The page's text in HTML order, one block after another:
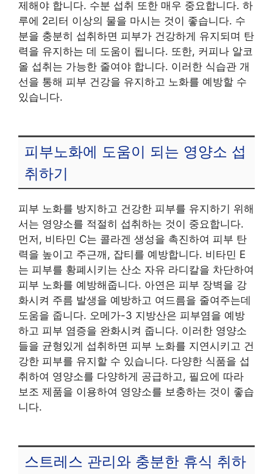
제해야 합니다. 수분 섭취 또한 매우 중요합니다. 하
루에 2리터 이상의 물을 마시는 것이 좋습니다. 수
분을 충분히 섭취하면 피부가 건강하게 유지되며 탄
력을 유지하는 데 도움이 됩니다. 또한, 커피나 알코
올 섭취는 가능한 줄여야 합니다. 이러한 식습관 개
선을 통해 피부 건강을 유지하고 노화를 예방할 수
있습니다.
피부노화에 도움이 되는 영양소 섭
취하기
피부 노화를 방지하고 건강한 피부를 유지하기 위해
서는 영양소를 적절히 섭취하는 것이 중요합니다.
먼저, 비타민 C는 콜라겐 생성을 촉진하여 피부 탄
력을 높이고 주근깨, 잡티를 예방합니다. 비타민 E
는 피부를 황폐시키는 산소 자유 라디칼을 차단하여
피부 노화를 예방해줍니다. 아연은 피부 장벽을 강
화시켜 주름 발생을 예방하고 여드름을 줄여주는데
도움을 줍니다. 오메가-3 지방산은 피부염을 예방
하고 피부 염증을 완화시켜 줍니다. 이러한 영양소
들을 균형있게 섭취하면 피부 노화를 지연시키고 건
강한 피부를 유지할 수 있습니다. 다양한 식품을 섭
취하여 영양소를 다양하게 공급하고, 필요에 따라
보조 제품을 이용하여 영양소를 보충하는 것이 좋습
니다.
스트레스 관리와 충분한 휴식 취하